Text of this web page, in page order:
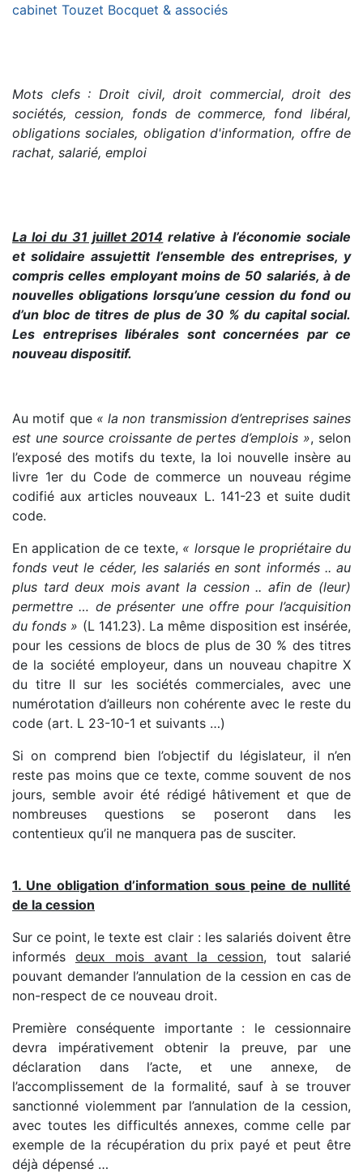
cabinet Touzet Bocquet & associés
Mots clefs : Droit civil, droit commercial, droit des
sociétés, cession, fonds de commerce, fond libéral,
obligations sociales, obligation d'information, offre de
rachat, salarié, emploi
La loi du 31 juillet 2014 relative à l’économie sociale
et solidaire assujettit l’ensemble des entreprises, y
compris celles employant moins de 50 salariés, à de
nouvelles obligations lorsqu’une cession du fond ou
d’un bloc de titres de plus de 30 % du capital social.
Les entreprises libérales sont concernées par ce
nouveau dispositif.
Au motif que « la non transmission d’entreprises saines
est une source croissante de pertes d’emplois », selon
l’exposé des motifs du texte, la loi nouvelle insère au
livre 1er du Code de commerce un nouveau régime
codifié aux articles nouveaux L. 141-23 et suite dudit
code.
En application de ce texte, « lorsque le propriétaire du
fonds veut le céder, les salariés en sont informés .. au
plus tard deux mois avant la cession .. afin de (leur)
permettre … de présenter une offre pour l’acquisition
du fonds » (L 141.23). La même disposition est insérée,
pour les cessions de blocs de plus de 30 % des titres
de la société employeur, dans un nouveau chapitre X
du titre II sur les sociétés commerciales, avec une
numérotation d’ailleurs non cohérente avec le reste du
code (art. L 23-10-1 et suivants …)
Si on comprend bien l’objectif du législateur, il n’en
reste pas moins que ce texte, comme souvent de nos
jours, semble avoir été rédigé hâtivement et que de
nombreuses questions se poseront dans les
contentieux qu’il ne manquera pas de susciter.
1. Une obligation d’information sous peine de nullité
de la cession
Sur ce point, le texte est clair : les salariés doivent être
informés deux mois avant la cession, tout salarié
pouvant demander l’annulation de la cession en cas de
non-respect de ce nouveau droit.
Première conséquente importante : le cessionnaire
devra impérativement obtenir la preuve, par une
déclaration dans l’acte, et une annexe, de
l’accomplissement de la formalité, sauf à se trouver
sanctionné violemment par l’annulation de la cession,
avec toutes les difficultés annexes, comme celle par
exemple de la récupération du prix payé et peut être
déjà dépensé …